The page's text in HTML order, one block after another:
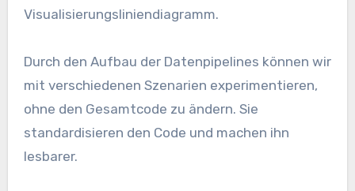
Visualisierungsliniendiagramm.
Durch den Aufbau der Datenpipelines können wir
mit verschiedenen Szenarien experimentieren,
ohne den Gesamtcode zu ändern. Sie
standardisieren den Code und machen ihn
lesbarer.